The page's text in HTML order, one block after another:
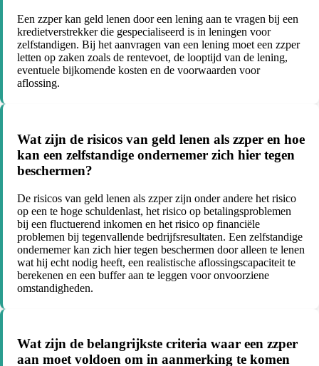
Een zzper kan geld lenen door een lening aan te vragen bij een
kredietverstrekker die gespecialiseerd is in leningen voor
zelfstandigen. Bij het aanvragen van een lening moet een zzper
letten op zaken zoals de rentevoet, de looptijd van de lening,
eventuele bijkomende kosten en de voorwaarden voor
aflossing.
Wat zijn de risicos van geld lenen als zzper en hoe
kan een zelfstandige ondernemer zich hier tegen
beschermen?
De risicos van geld lenen als zzper zijn onder andere het risico
op een te hoge schuldenlast, het risico op betalingsproblemen
bij een fluctuerend inkomen en het risico op financiële
problemen bij tegenvallende bedrijfsresultaten. Een zelfstandige
ondernemer kan zich hier tegen beschermen door alleen te lenen
wat hij echt nodig heeft, een realistische aflossingscapaciteit te
berekenen en een buffer aan te leggen voor onvoorziene
omstandigheden.
Wat zijn de belangrijkste criteria waar een zzper
aan moet voldoen om in aanmerking te komen